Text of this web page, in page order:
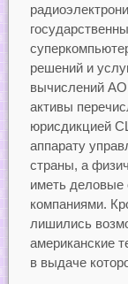
решений и
вычислений
активы
юрисдикцией
аппарату
страны, а
иметь деловые
компаниями.
лишились
американские
в выдаче